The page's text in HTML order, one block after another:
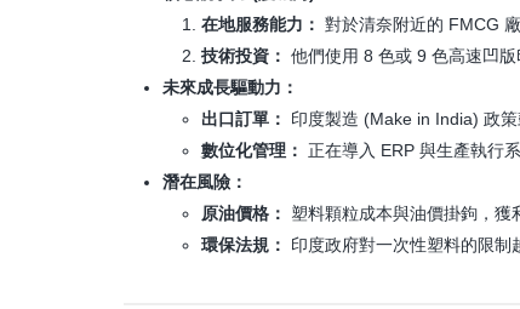
在地服務能力： 對於清奈附近的 FMCG
技術投資： 他們使用 8 色或 9 色高速凹版
未來成長驅動力：
出口訂單：
印度製造 (Make in India) 政
數位化管理： 正在導入 ERP 與生產執行
潛在風險：
原油價格：
塑料顆粒成本與油價掛鉤，獲
環保法規：
印度政府對一次性塑料的限制